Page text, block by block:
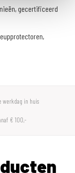
gecertificeerd
werkdag in huis
€ 100,-